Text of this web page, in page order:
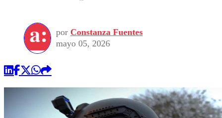
por Constanza Fuentes
mayo 05, 2026